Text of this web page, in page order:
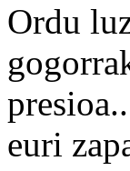
Ordu
euri